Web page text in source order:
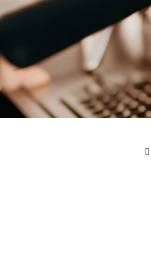
Přejít
na